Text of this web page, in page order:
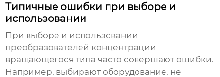
Типичные ошибки при выборе и
использовании
При выборе и использовании
преобразователей концентрации
вращающегося типа часто совершают ошибки.
Например, выбирают оборудование, не